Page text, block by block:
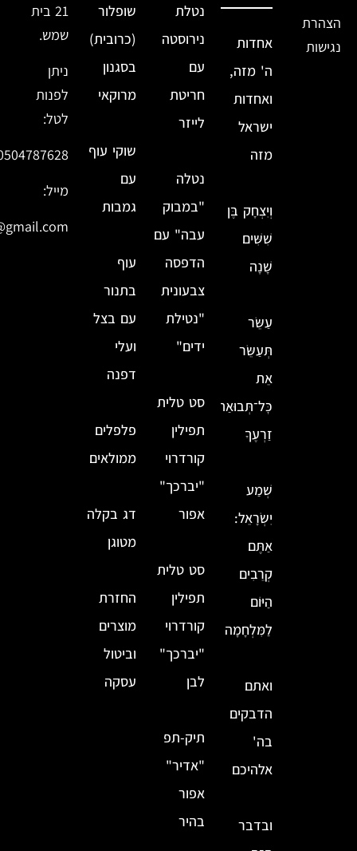
הצהרת
נגישות
אחדות
ה' מזה,
ואחדות
ישראל
מזה
וְיִצְחָק בֶּן
שִׁשִּׁים
שָׁנָה
עַשֵּׂר
תְּעַשֵּׂר
אֵת
כׇּל־תְּבוּאַת
זַרְעֶךָ
שְׁמַע
יִשְׂרָאֵל:
אַתֶּם
קְרֵבִים
הַיּוֹם
לַמִּלְחָמָה
ואתם
הדבקים
בה'
אלהיכם
ובדבר
נטלת
נירוסטה
עם
חריטת
לייזר
נטלה
"במבוק
עבה" עם
הדפסה
צבעונית
"נטילת
ידים"
סט טלית
תפילין
קורדרוי
"יברכך"
אפור
סט טלית
תפילין
קורדרוי
"יברכך"
לבן
תיק-תפ
"אדיר"
אפור
בהיר
שופלור
(כרובית)
בסגנון
מרוקאי
שוקי עוף
עם
גמבות
עוף
בתנור
עם בצל
ועלי
דפנה
פלפלים
ממולאים
דג בקלה
מטוגן
החזרת
מוצרים
וביטול
עסקה
21 בית
שמש.
ניתן
לפנות
לטל:
מייל: